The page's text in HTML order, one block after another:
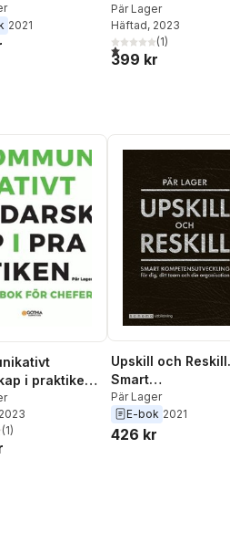
ditt team och
2021
handbok för chefer
Pär Lager
Häftad, 2023
1,0utav 5 stjärnor.
(1)
399 kr
i praktiken :
för chefer
stjärnor. Totalt antal röster:
(1)
Upskill och Reskill.
Smart
för dig, ditt team
din organisation
Pär Lager
E-bok 2021
426 kr